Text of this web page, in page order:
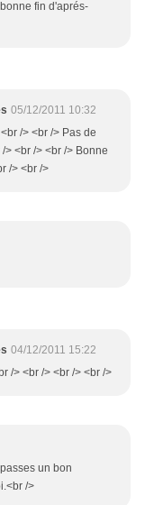
fin d'aprés-
05/12/2011 10:32
/> <br /> Pas de
<br /> <br /> Bonne
/> <br />
04/12/2011 15:22
/> <br /> <br /> <br />
un bon
/>